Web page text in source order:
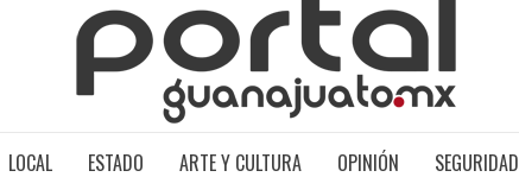
LOCAL ESTADO ARTE Y CULTURA OPINIÓN SEGURIDAD